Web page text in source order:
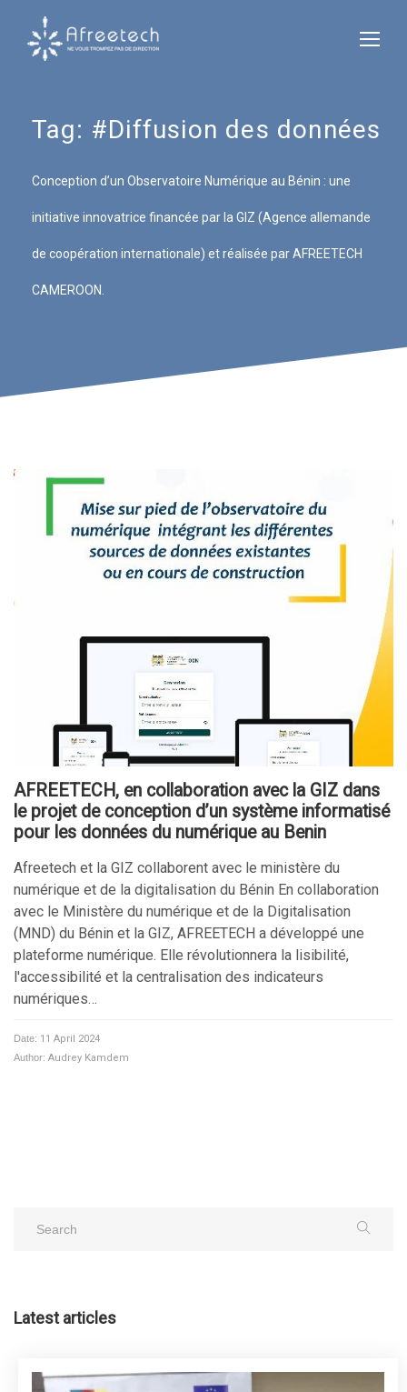
Tag: #Diffusion des données
Conception d’un Observatoire Numérique au Bénin : une
initiative innovatrice financée par la GIZ (Agence allemande
de coopération internationale) et réalisée par AFREETECH
CAMEROON.
AFREETECH, en collaboration avec la GIZ dans
le projet de conception d’un système informatisé
pour les données du numérique au Benin
Afreetech et la GIZ collaborent avec le ministère du
numérique et de la digitalisation du Bénin En collaboration
avec le Ministère du numérique et de la Digitalisation
(MND) du Bénin et la GIZ, AFREETECH a développé une
plateforme numérique. Elle révolutionnera la lisibilité,
l'accessibilité et la centralisation des indicateurs
numériques…
Date: 11 April 2024
Author: Audrey Kamdem
Latest articles